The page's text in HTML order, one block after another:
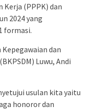
Kerja (PPPK) dan
2024 yang
formasi.
dan
Luwu, Andi
usulan kita yaitu
honoror dan